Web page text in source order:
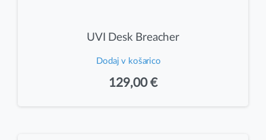
UVI Desk Breacher
Dodaj v košarico
129,00€